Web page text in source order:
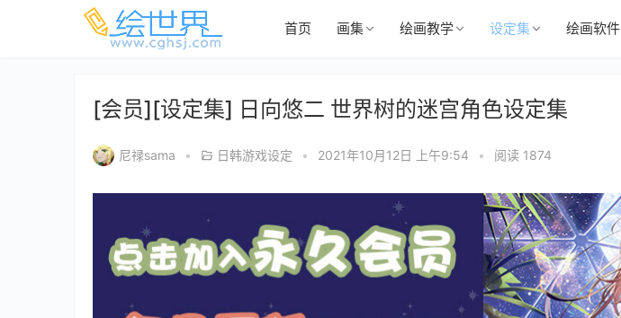
首页 画集 绘画教学 设定集 绘画软件
[会员][设定集] 日向悠二 世界树的迷宫角色设定集
尼禄sama • 日韩游戏设定 • 2021年10月12日 上午9:54 • 阅读 1874